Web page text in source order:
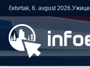
četvrtak, 6. avgust 2026.Ужице